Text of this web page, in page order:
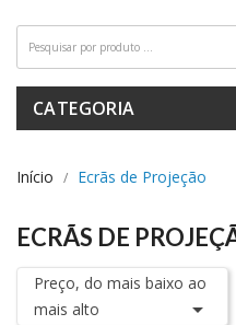
CATEGORIA
Início Ecrãs de Projeção
ECRÃS DE
Preço, do mais baixo ao
mais alto
